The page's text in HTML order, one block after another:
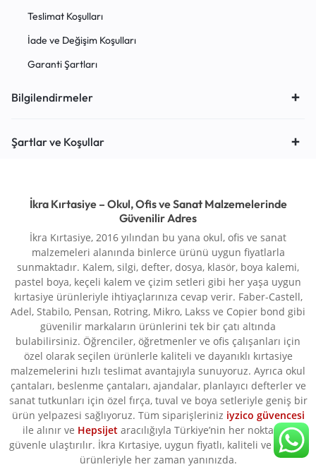
Teslimat Koşulları
İade ve Değişim Koşulları
Garanti Şartları
Bilgilendirmeler
Şartlar ve Koşullar
İkra Kırtasiye – Okul, Ofis ve Sanat Malzemelerinde
Güvenilir Adres
İkra Kırtasiye, 2016 yılından bu yana okul, ofis ve sanat
malzemeleri alanında binlerce ürünü uygun fiyatlarla
sunmaktadır. Kalem, silgi, defter, dosya, klasör, boya kalemi,
pastel boya, keçeli kalem ve çizim setleri gibi her yaşa uygun
kırtasiye ürünleriyle ihtiyaçlarınıza cevap verir. Faber-Castell,
Adel, Stabilo, Pensan, Rotring, Mikro, Lakss ve Copier bond gibi
güvenilir markaların ürünlerini tek bir çatı altında
bulabilirsiniz. Öğrenciler, öğretmenler ve ofis çalışanları için
özel olarak seçilen ürünlerle kaliteli ve dayanıklı kırtasiye
malzemelerini hızlı teslimat avantajıyla sunuyoruz. Ayrıca okul
çantaları, beslenme çantaları, ajandalar, planlayıcı defterler ve
sanat tutkunları için özel fırça, tuval ve boya setleriyle geniş bir
ürün yelpazesi sağlıyoruz. Tüm siparişleriniz iyzico güvencesi
ile alınır ve Hepsijet aracılığıyla Türkiye’nin her noktasına
güvenle ulaştırılır. İkra Kırtasiye, uygun fiyatlı, kaliteli ve orijinal
ürünleriyle her zaman yanınızda.